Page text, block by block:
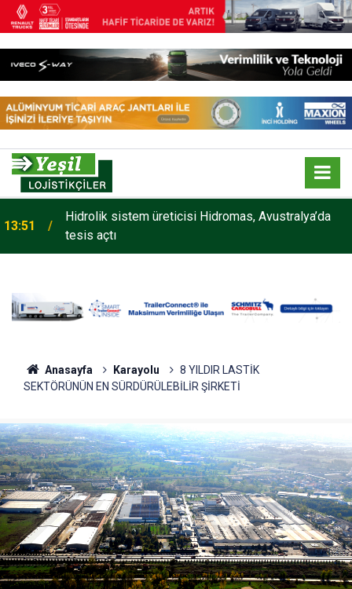
13:51
Hidrolik sistem üreticisi Hidromas, Avustralya’da
tesis açtı
Anasayfa Karayolu
8 YILDIR LASTİK
SEKTÖRÜNÜN EN SÜRDÜRÜLEBİLİR ŞİRKETİ